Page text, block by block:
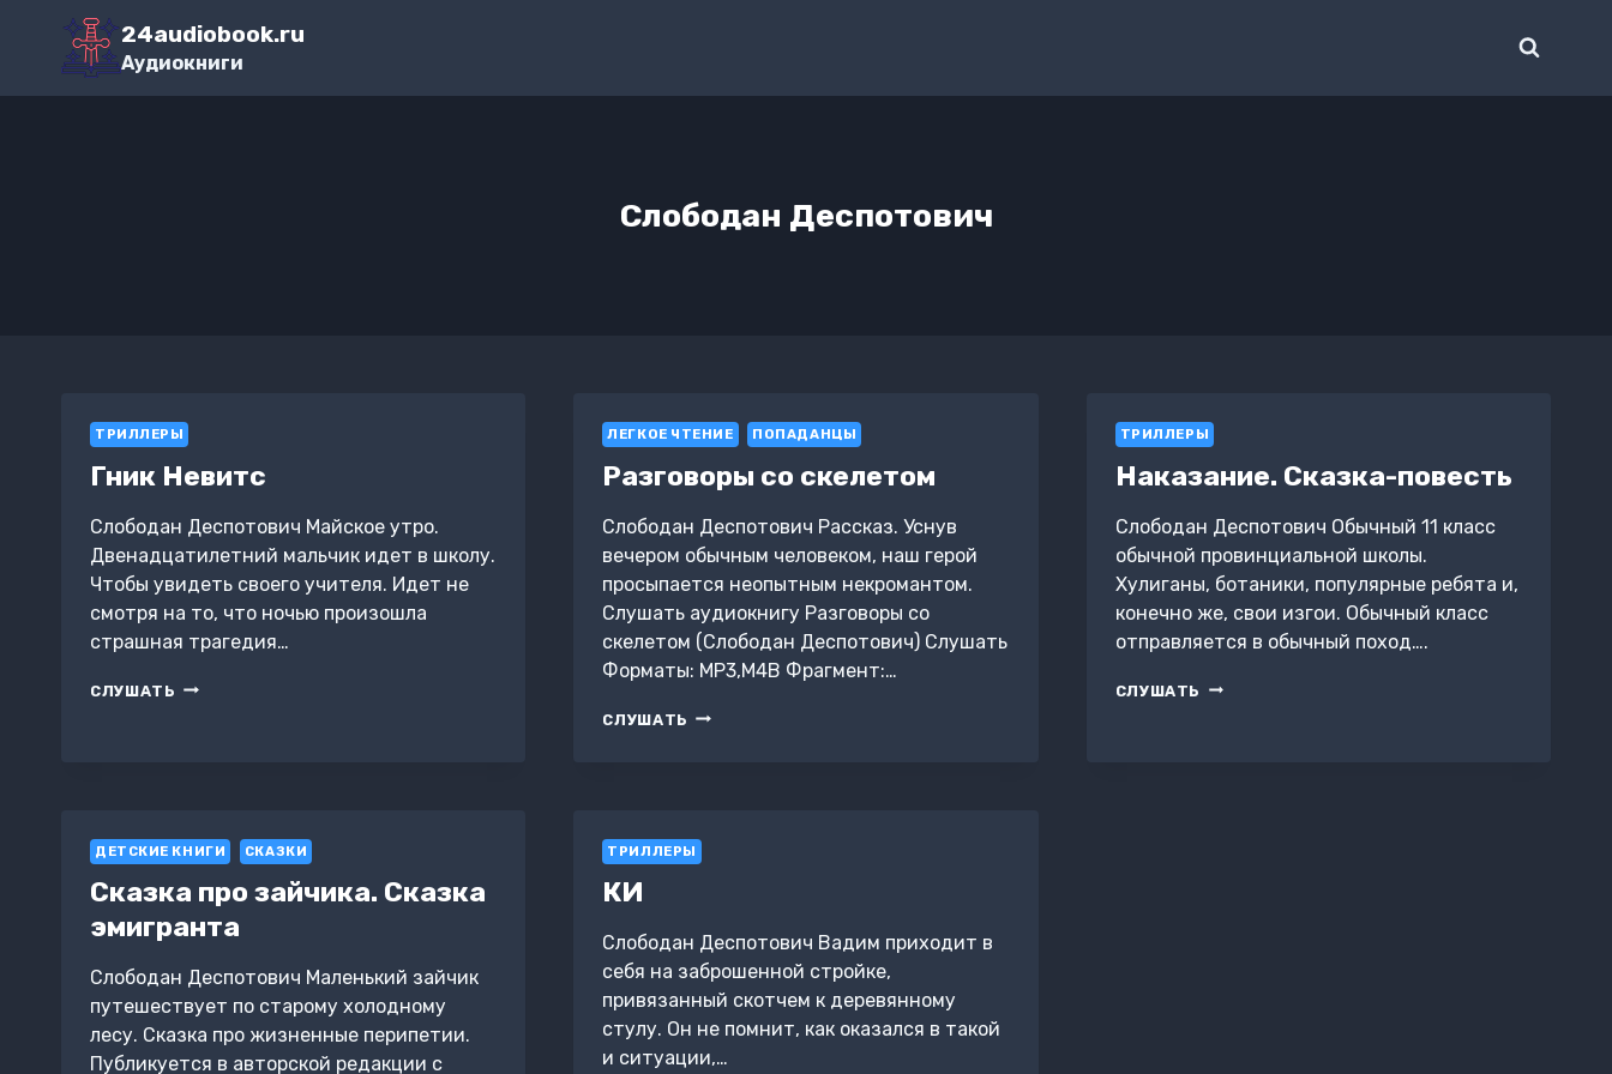
Перейти
содержимому
24audiobook.ru
Аудиокниги
Слободан Деспотович
ТРИЛЛЕРЫ
Гник Невитс
Слободан Деспотович Майское утро.
Двенадцатилетний мальчик идет в школу.
Чтобы увидеть своего учителя. Идет не
смотря на то, что ночью произошла
страшная трагедия…
СЛУШАТЬ ГНИК
ЛЕГКОЕ ЧТЕНИЕ ПОПАДАНЦЫ
Разговоры со скелетом
Слободан Деспотович Рассказ. Уснув
вечером обычным человеком, наш герой
просыпается неопытным некромантом.
Слушать аудиокнигу Разговоры со
скелетом (Слободан Деспотович) Слушать
Форматы: MP3,M4B Фрагмент:…
СЛУШАТЬ РАЗГОВОРЫ
ТРИЛЛЕРЫ
Наказание. Сказка-повесть
Слободан Деспотович Обычный 11 класс
обычной провинциальной школы.
Хулиганы, ботаники, популярные ребята и,
конечно же, свои изгои. Обычный класс
отправляется в обычный поход….
СЛУШАТЬ НАКАЗАНИЕ.
ДЕТСКИЕ КНИГИ СКАЗКИ
Сказка про зайчика. Сказка
эмигранта
Слободан Деспотович Маленький зайчик
путешествует по старому холодному
лесу. Сказка про жизненные перипетии.
Публикуется в авторской редакции с
ТРИЛЛЕРЫ
КИ
Слободан Деспотович Вадим приходит в
себя на заброшенной стройке,
привязанный скотчем к деревянному
стулу. Он не помнит, как оказался в такой
и ситуации,…